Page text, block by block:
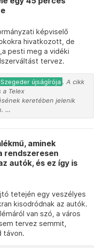
képviselő
hivatkozott, de
pesti meg a vidéki
tervez.
újságírója . A cikk
a Telex
keretében jelenik
…
aminek
rendszeresen
autók, és ez így is
tetején egy veszélyes
kisodródnak az autók.
van szó, a város
tervez semmit,
távon.